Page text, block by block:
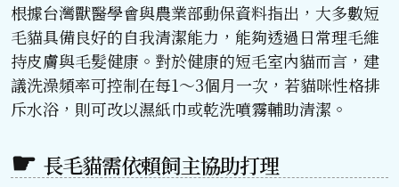
根據台灣獸醫學會與農業部動保資料指出，大多數短
毛貓具備良好的自我清潔能力，能夠透過日常理毛維
持皮膚與毛髮健康。對於健康的短毛室內貓而言，建
議洗澡頻率可控制在每1～3個月一次，若貓咪性格排
斥水浴，則可改以濕紙巾或乾洗噴霧輔助清潔。
長毛貓需依賴飼主協助打理